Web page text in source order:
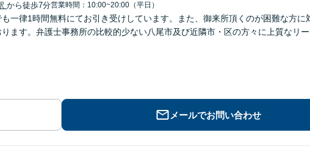
から徒歩7分営業時間：10:00~20:00（平日）
一律1時間無料にてお引き受けしています。また、御来所頂くのが困難な方に
ます。弁護士事務所の比較的少ない八尾市及び近隣市・区の方々に上質なリ
メールでお問い合わせ